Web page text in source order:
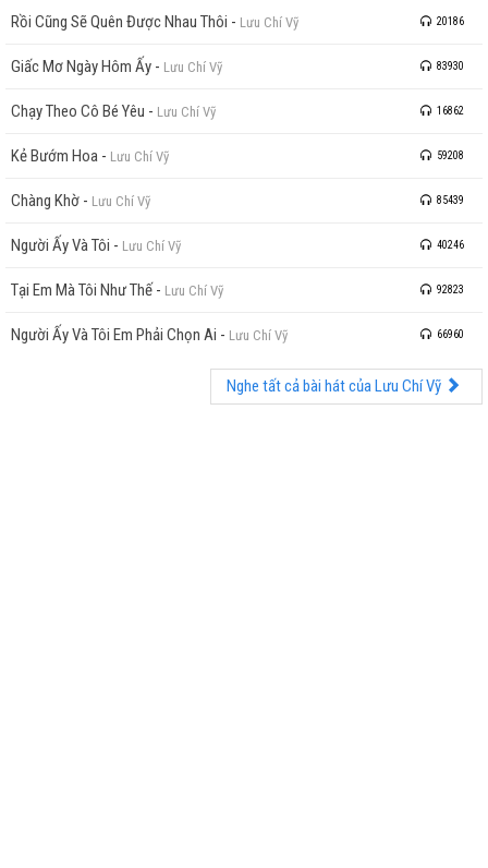
Rồi Cũng Sẽ Quên Được Nhau Thôi - Lưu Chí Vỹ 20186
Giấc Mơ Ngày Hôm Ấy - Lưu Chí Vỹ 83930
Chạy Theo Cô Bé Yêu - Lưu Chí Vỹ 16862
Kẻ Bướm Hoa - Lưu Chí Vỹ 59208
Chàng Khờ - Lưu Chí Vỹ 85439
Người Ấy Và Tôi - Lưu Chí Vỹ 40246
Tại Em Mà Tôi Như Thế- Lưu Chí Vỹ 92823
Người Ấy Và Tôi Em Phải Chọn Ai - Lưu Chí Vỹ 66960
Nghe tất cả bài hát của Lưu Chí Vỹ